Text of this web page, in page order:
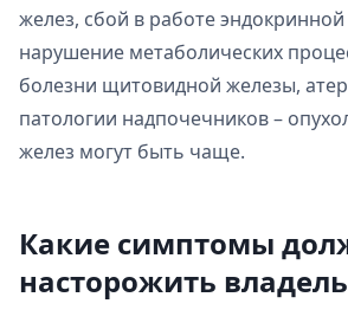
желез, сбой в работе
нарушение метаболических
болезни щитовидной железы,
патологии надпочечников –
желез могут быть чаще.
Какие симптомы
насторожить